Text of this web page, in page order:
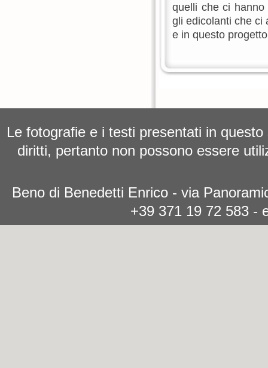
quelli che ci hanno
gli edicolanti che ci
e in questo
Le fotografie e i testi presentati in
diritti, pertanto non possono essere
Beno di Benedetti Enrico - via
+39 371 19 72 583 -